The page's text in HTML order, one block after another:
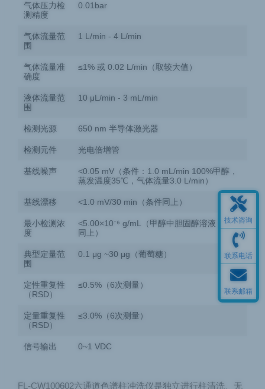
气体压力检
测精度
0.01bar
气体流量范
围
1 L/min - 4 L/min
气体流量准
确度
≤1% 或 0.02 L/min（取较大值）
液体流量范
围
10 μL/min - 3 mL/min
检测光源 650 nm 半导体激光器
检测元件 光电倍增管
基线噪声
<0.05 mV（条件：1.0 mL/min 100%甲醇，
蒸发温度35℃，气体流量3.0 L/min）
基线漂移 <1.0 mV/30 min（条件同上）
最小检测浓
度
<5.00×10⁻⁶ g/mL（甲醇中胆固醇溶液，条件
同上）
典型定量范
围
0.1 μg ~30 μg（葡萄糖）
定性重复性
（RSD）
≤0.5%（6次测量）
定量重复性
（RSD）
≤3.0%（6次测量）
信号输出 0~1 VDC
FL-CW100602六通道色谱柱冲洗仪是独立进行柱清洗、无
技术咨询
联系电话
联系邮箱